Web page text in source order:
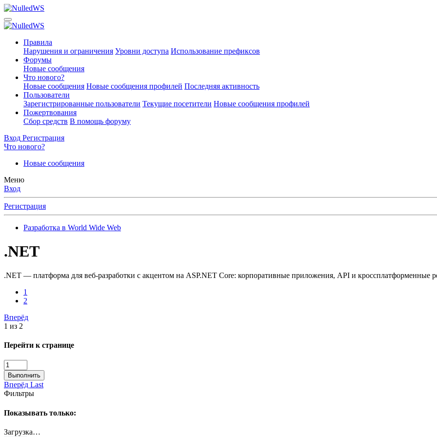
Правила
Нарушения и ограничения Уровни доступа Использование префиксов
Форумы
Новые сообщения
Что нового?
Новые сообщения Новые сообщения профилей Последняя активность
Пользователи
Зарегистрированные пользователи Текущие посетители Новые сообщения профилей
Пожертвования
Сбор средств В помощь форуму
Вход Регистрация
Что нового?
Новые сообщения
Меню
Вход
Регистрация
Разработка в World Wide Web
.NET
.NET — платформа для веб-разработки с акцентом на ASP.NET Core: корпоративные приложения, API и кроссплатформенные
1
2
Вперёд
1 из 2
Перейти к странице
Выполнить
Вперёд Last
Фильтры
Показывать только:
Загрузка…